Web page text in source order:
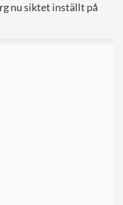
nu siktet inställt på